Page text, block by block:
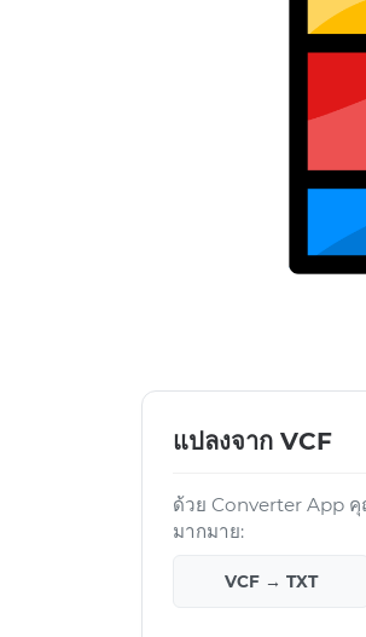
แปลงจาก VCF
ด้วย Converter App
มากมาย:
VCF → TXT